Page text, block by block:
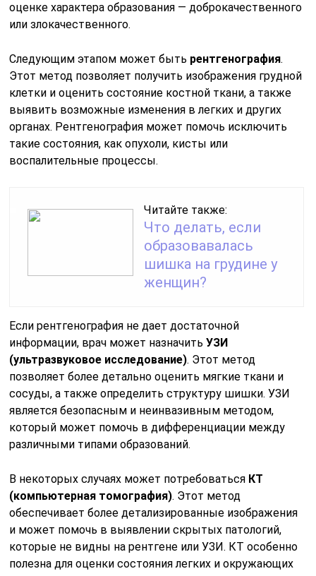
оценке характера образования — доброкачественного
или злокачественного.
Следующим этапом может быть рентгенография.
Этот метод позволяет получить изображения грудной
клетки и оценить состояние костной ткани, а также
выявить возможные изменения в легких и других
органах. Рентгенография может помочь исключить
такие состояния, как опухоли, кисты или
воспалительные процессы.
Читайте также:
Что делать, если
образовавалась
шишка на грудине у
женщин?
Если рентгенография не дает достаточной
информации, врач может назначитьУЗИ
(ультразвуковое исследование). Этот метод
позволяет более детально оценить мягкие ткани и
сосуды, а также определить структуру шишки. УЗИ
является безопасным и неинвазивным методом,
который может помочь в дифференциации между
различными типами образований.
В некоторых случаях может потребоваться КТ
(компьютерная томография). Этот метод
обеспечивает более детализированные изображения
и может помочь в выявлении скрытых патологий,
которые не видны на рентгене или УЗИ. КТ особенно
полезна для оценки состояния легких и окружающих